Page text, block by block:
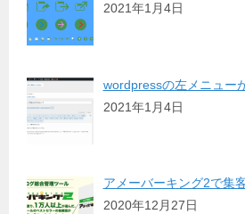
2021年1月4日
wordpressの左メニュー
2021年1月4日
アメーバーキング2で集
2020年12月27日